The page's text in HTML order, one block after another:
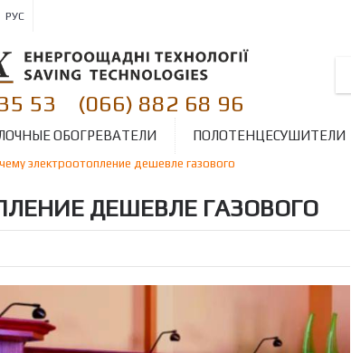
РУС
53
|
(066) 882 68 96
ОБОГРЕВАТЕЛИ ПОЛОТЕНЦЕСУШИТЕЛИ
электроотопление дешевле газового
ДЕШЕВЛЕ ГАЗОВОГО